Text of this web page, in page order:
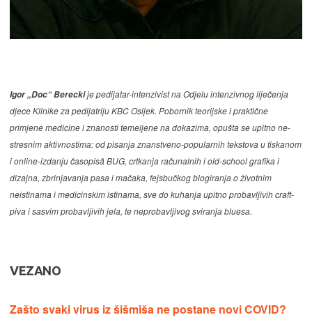
Igor „Doc“ Bereckije pedijatar-intenzivist na Odjelu intenzivnog liječenja
djece Klinike za pedijatriju KBC Osijek. Pobornik teorijske i praktične
primjene medicine i znanosti temeljene na dokazima, opušta se upitno ne-
stresnim aktivnostima: od pisanja znanstveno-popularnih tekstova u tiskanom
i online-izdanju časopisâ BUG, crtkanja računalnih i old-school grafika i
dizajna, zbrinjavanja pasa i mačaka, fejsbučkog blogiranja o životnim
neistinama i medicinskim istinama, sve do kuhanja upitno probavljivih craft-
piva i sasvim probavljivih jela, te neprobavljivog sviranja bluesa.
VEZANO
Zašto svaki virus iz šišmiša ne postane novi COVID?